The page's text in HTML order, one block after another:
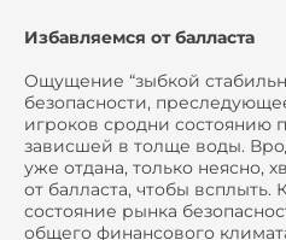
Избавляемся от балласта
Ощущение “зыбкой
безопасности,
игроков сродни состоянию
зависшей в толще воды.
уже отдана, только неясно,
от балласта, чтобы всплыть.
состояние рынка
общего финансового